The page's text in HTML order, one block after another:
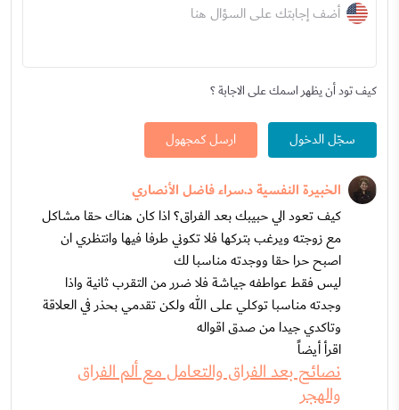
أضف إجابتك على السؤال هنا
كيف تود أن يظهر اسمك على الاجابة ؟
سجّل الدخول ارسل كمجهول
الخبيرة النفسية د.سراء فاضل الأنصاري
كيف تعود الي حبيبك بعد الفراق؟ اذا كان هناك حقا مشاكل
مع زوجته ويرغب بتركها فلا تكوني طرفا فيها وانتظري ان
اصبح حرا حقا ووجدته مناسبا لك
ليس فقط عواطفه جياشة فلا ضرر من التقرب ثانية واذا
وجدته مناسبا توكلي على الله ولكن تقدمي بحذر في العلاقة
وتاكدي جيدا من صدق اقواله
اقرأ أيضاً
نصائح بعد الفراق والتعامل مع ألم الفراق
والهجر